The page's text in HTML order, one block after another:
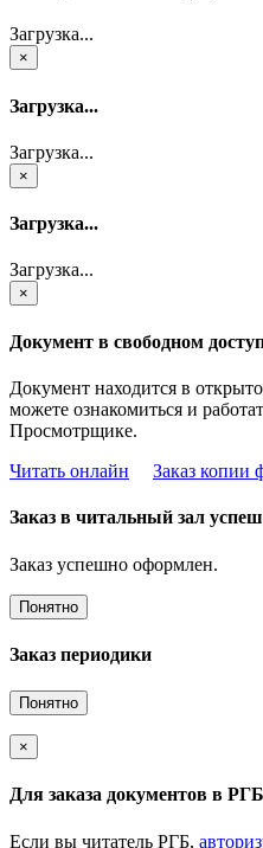
Загрузка...
×
Загрузка...
Загрузка...
×
Загрузка...
Загрузка...
×
Документ в свободном
Документ находится в
можете ознакомиться и
Просмотрщике.
Читать онлайн
Заказ копии
Заказ в читальный зал
Заказ успешно оформлен.
Понятно
Заказ периодики
Понятно
×
Для заказа документов в
Если вы читатель РГБ,